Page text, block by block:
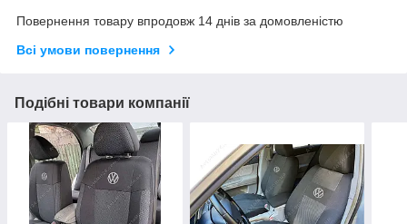
Повернення товару впродовж 14 днів за домовленістю
Всі умови повернення
Подібні товари компанії